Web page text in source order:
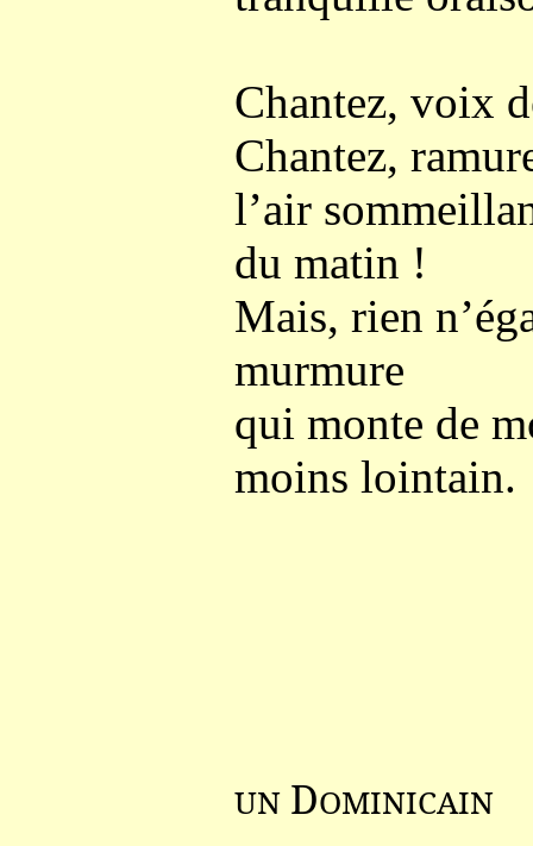
Chantez, voix
Chantez,
l’air
du matin !
Mais, rien
murmure
qui monte de
moins lointain.
UNDOMINICAIN